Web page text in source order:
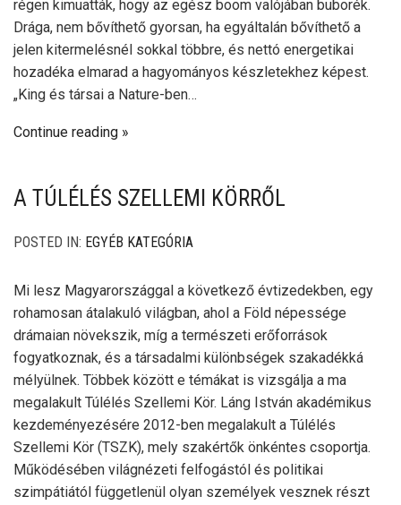
régen kimuatták, hogy az egész boom valójában buborék.
Drága, nem bővíthető gyorsan, ha egyáltalán bővíthető a
jelen kitermelésnél sokkal többre, és nettó energetikai
hozadéka elmarad a hagyományos készletekhez képest.
„King és társai a Nature-ben…
Continue reading
A TÚLÉLÉS SZELLEMI KÖRRŐL
POSTED IN: EGYÉB KATEGÓRIA
Mi lesz Magyarországgal a következő évtizedekben, egy
rohamosan átalakuló világban, ahol a Föld népessége
drámaian növekszik, míg a természeti erőforrások
fogyatkoznak, és a társadalmi különbségek szakadékká
mélyülnek. Többek között e témákat is vizsgálja a ma
megalakult Túlélés Szellemi Kör. Láng István akadémikus
kezdeményezésére 2012-ben megalakult a Túlélés
Szellemi Kör (TSZK), mely szakértők önkéntes csoportja.
Működésében világnézeti felfogástól és politikai
szimpátiától függetlenül olyan személyek vesznek részt